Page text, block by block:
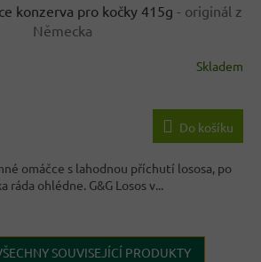
konzerva pro kočky 415g - originál z
Německa
Skladem
Do košíku
omáčce s lahodnou příchutí lososa, po
ráda ohlédne. G&G Losos v...
SOUVISEJÍCÍ PRODUKTY